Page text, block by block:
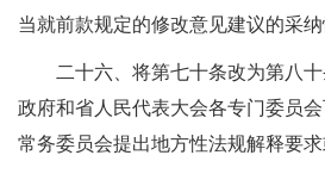
当就前款规定的修改意见建议的采
二十六、将第七十条改为第八十
政府和省人民代表大会各专门委员
常务委员会提出地方性法规解释要求